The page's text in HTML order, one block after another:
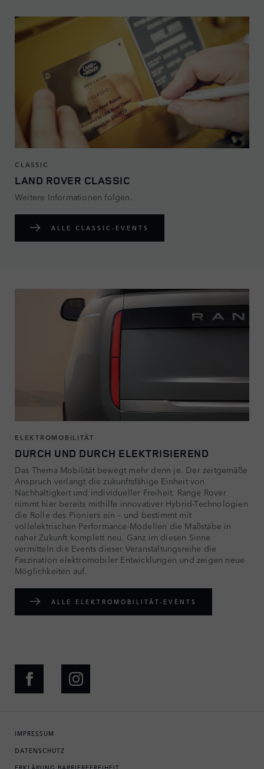
CLASSIC
LAND ROVER CLASSIC
Weitere Informationen folgen.
ALLE CLASSIC-EVENTS
ELEKTROMOBILITÄT
DURCH UND DURCH ELEKTRISIEREND
Das Thema Mobilität bewegt mehr denn je. Der zeitgemäße
Anspruch verlangt die zukunftsfähige Einheit von
Nachhaltigkeit und individueller Freiheit. Range Rover
nimmt hier bereits mithilfe innovativer Hybrid-Technologien
die Rolle des Pioniers ein – und bestimmt mit
vollelektrischen Performance-Modellen die Maßstäbe in
naher Zukunft komplett neu. Ganz im diesen Sinne
vermitteln die Events dieser Veranstaltungsreihe die
Faszination elektromobiler Entwicklungen und zeigen neue
Möglichkeiten auf.
ALLE ELEKTROMOBILITÄT-EVENTS
IMPRESSUM
DATENSCHUTZ